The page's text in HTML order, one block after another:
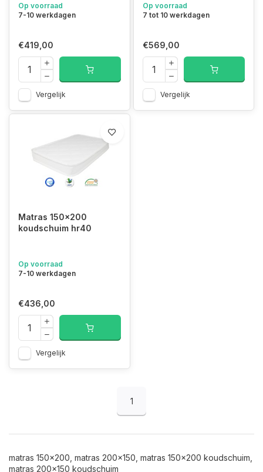
Op voorraad
7-10 werkdagen
€419,00
Vergelijk
Op voorraad
7 tot 10 werkdagen
€569,00
Vergelijk
Matras 150x200
koudschuim hr40
Op voorraad
7-10 werkdagen
€436,00
Vergelijk
1
matras 150x200, matras 200x150, matras 150x200 koudschuim,
matras 200x150 koudschuim